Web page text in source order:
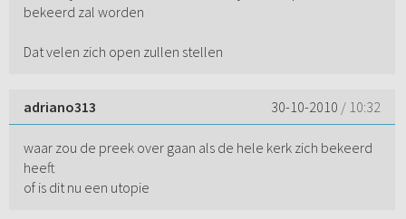
bekeerd zal worden
Dat velen zich open zullen stellen
adriano313 30-10-2010 / 10:32
waar zou de preek over gaan als de hele kerk zich bekeerd
heeft
of is dit nu een utopie